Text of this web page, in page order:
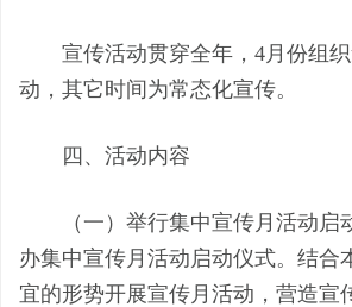
宣传活动贯穿全年， 4月份组
动，其它时间为常态化宣传。
四、活动内容
（一）举行集中宣传月活动启
办集中宣传月活动启动仪式。结合
宜的形势开展宣传月活动，营造宣